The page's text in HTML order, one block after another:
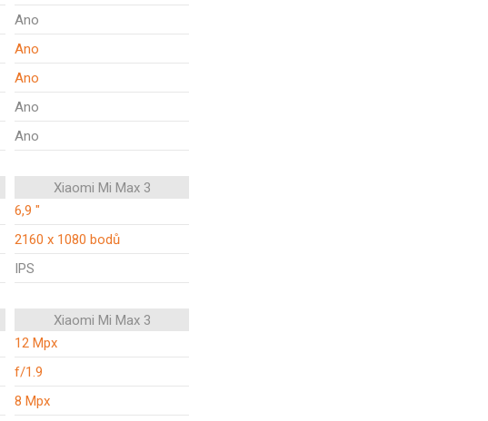
Ano
Ano
Ano
Ano
Ano
Xiaomi Mi Max 3
6,9 "
2160 x 1080 bodů
IPS
Xiaomi Mi Max 3
12 Mpx
f/1.9
8 Mpx